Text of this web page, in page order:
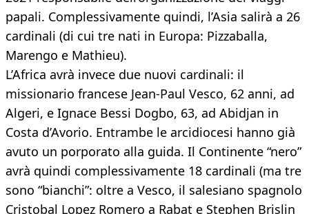
papali. Complessivamente quindi, l’Asia salirà a 26
cardinali (di cui tre nati in Europa: Pizzaballa,
Marengo e Mathieu).
L’Africa avrà invece due nuovi cardinali: il
missionario francese Jean-Paul Vesco, 62 anni, ad
Algeri, e Ignace Bessi Dogbo, 63, ad Abidjan in
Costa d’Avorio. Entrambe le arcidiocesi hanno già
avuto un porporato alla guida. Il Continente “nero”
avrà quindi complessivamente 18 cardinali (ma tre
sono “bianchi”: oltre a Vesco, il salesiano spagnolo
Cristobal Lopez Romero a Rabat e Stephen Brislin